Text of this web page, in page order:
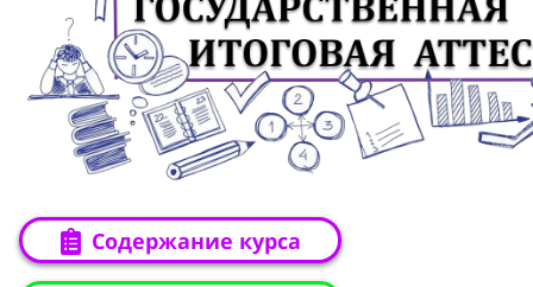
Содержание курса